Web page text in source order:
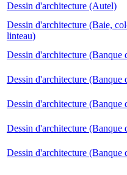
Dessin d'architecture (Autel)
Dessin d'architecture (Baie,
linteau)
Dessin d'architecture (Banque
Dessin d'architecture (Banque
Dessin d'architecture (Banque
Dessin d'architecture (Banque
Dessin d'architecture (Banque